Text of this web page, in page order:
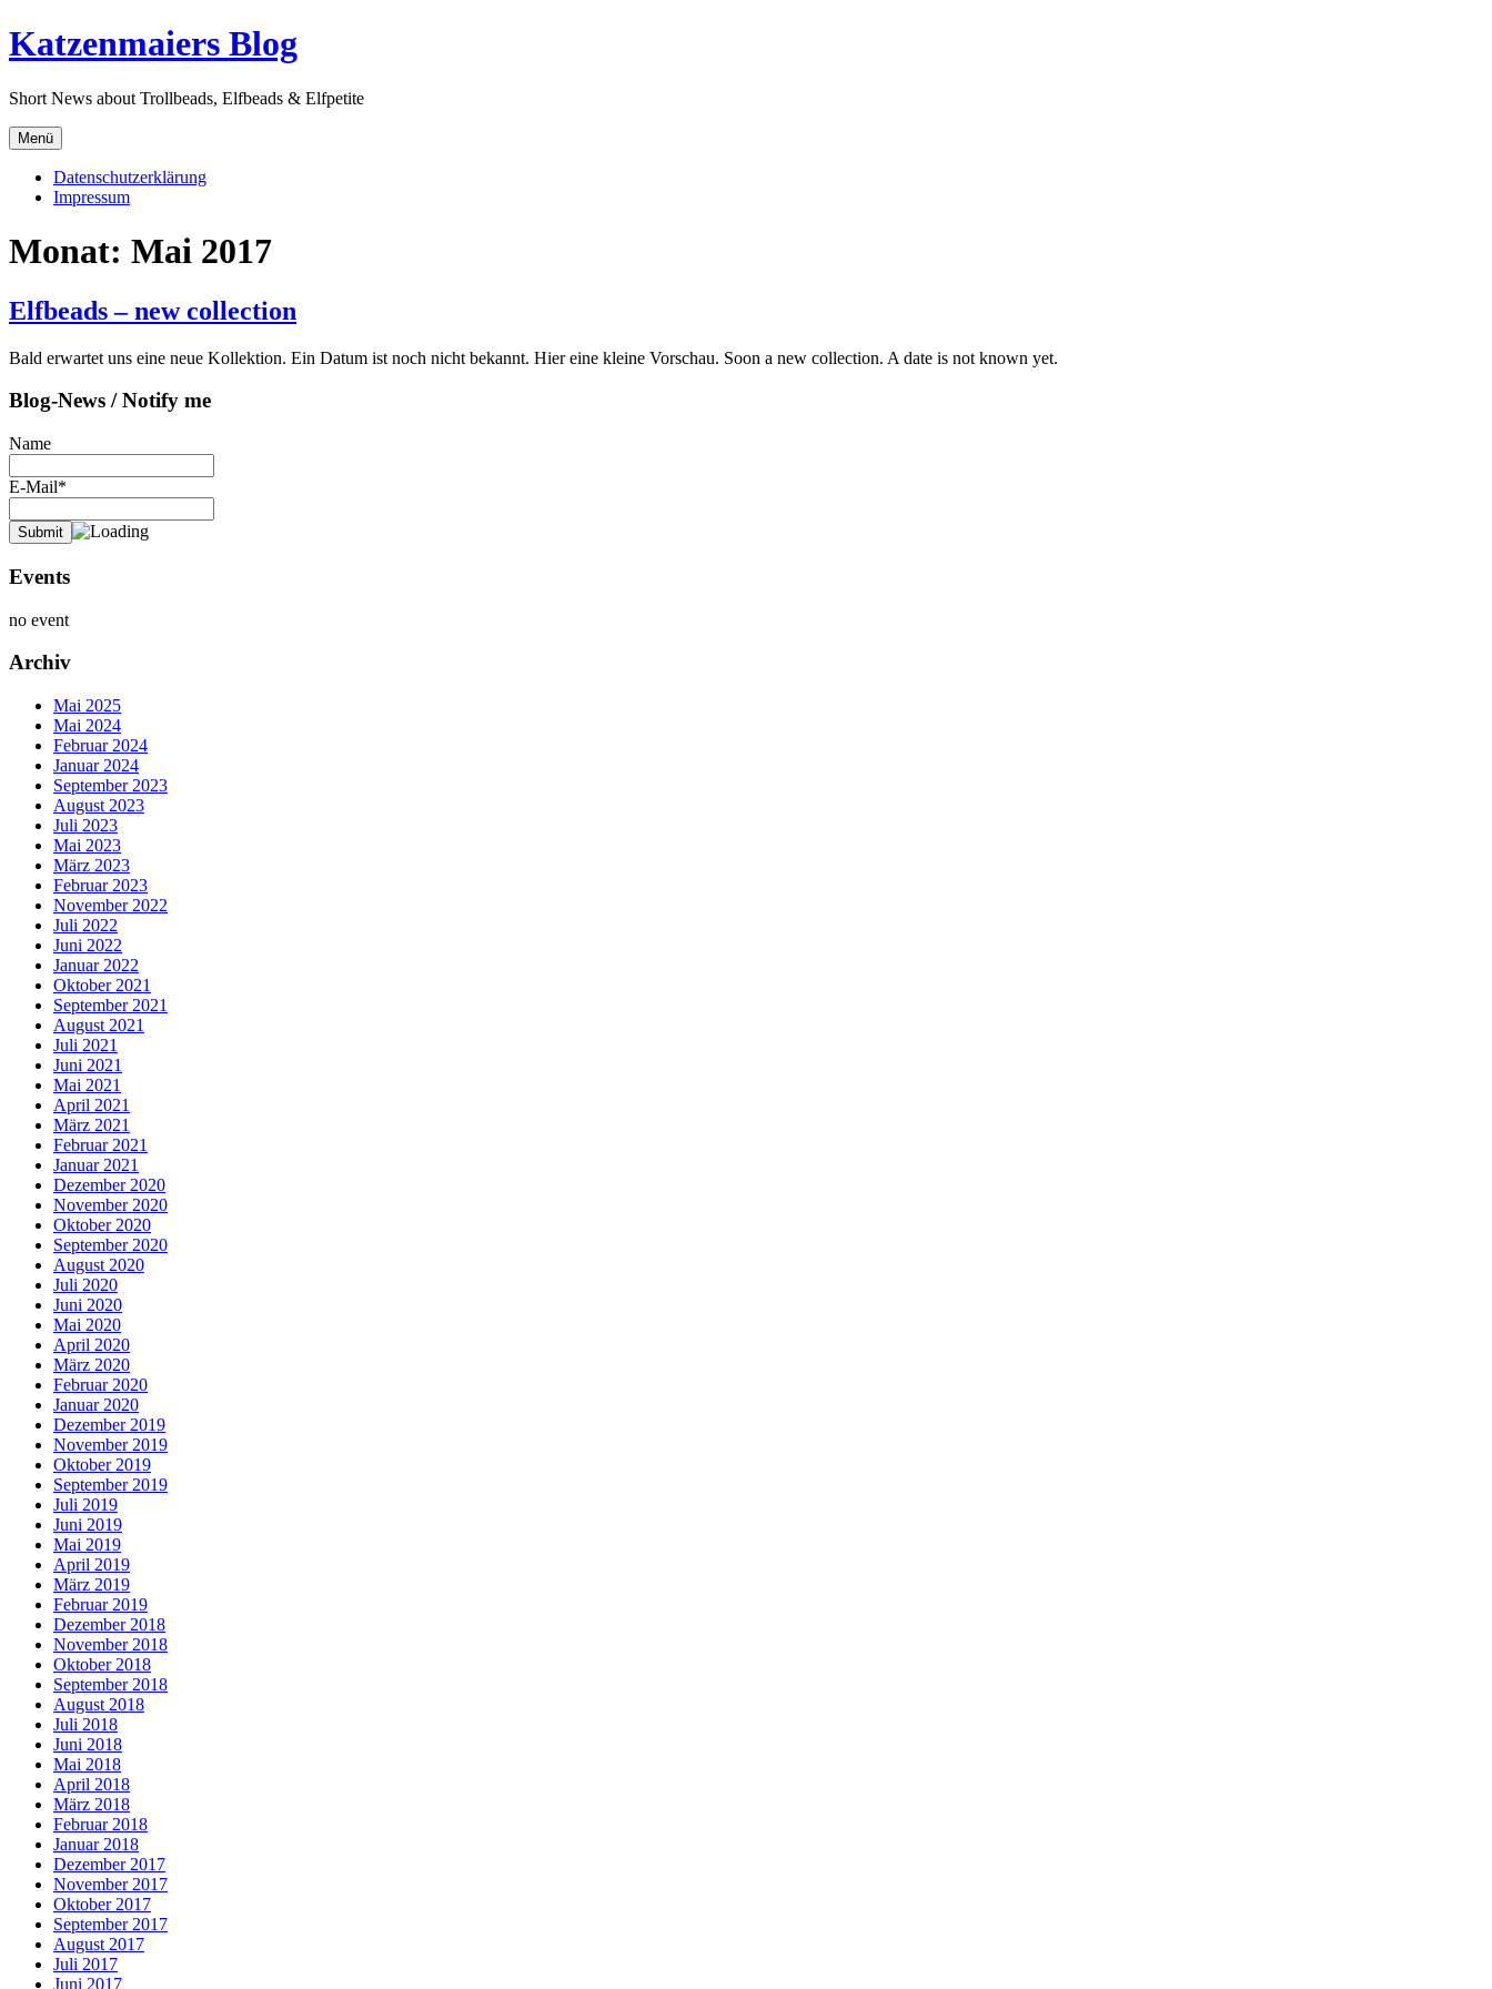
Direkt
zum
Katzenmaiers Blog
Short News about Trollbeads, Elfbeads & Elfpetite
Menü
Datenschutzerklärung
Impressum
Monat: Mai 2017
Elfbeads – new collection
Bald erwartet uns eine neue Kollektion. Ein Datum ist noch nicht bekannt. Hier eine kleine Vorschau. Soon a new collection. A date is not known yet.
Blog-News / Notify me
Name
E-Mail*
Events
no event
Archiv
Mai 2025
Mai 2024
Februar 2024
Januar 2024
September 2023
August 2023
Juli 2023
Mai 2023
März 2023
Februar 2023
November 2022
Juli 2022
Juni 2022
Januar 2022
Oktober 2021
September 2021
August 2021
Juli 2021
Juni 2021
Mai 2021
April 2021
März 2021
Februar 2021
Januar 2021
Dezember 2020
November 2020
Oktober 2020
September 2020
August 2020
Juli 2020
Juni 2020
Mai 2020
April 2020
März 2020
Februar 2020
Januar 2020
Dezember 2019
November 2019
Oktober 2019
September 2019
Juli 2019
Juni 2019
Mai 2019
April 2019
März 2019
Februar 2019
Dezember 2018
November 2018
Oktober 2018
September 2018
August 2018
Juli 2018
Juni 2018
Mai 2018
April 2018
März 2018
Februar 2018
Januar 2018
Dezember 2017
November 2017
Oktober 2017
September 2017
August 2017
Juli 2017
Juni 2017